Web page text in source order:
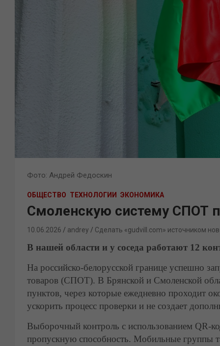
Фото: Андрей Федоскин
ОБЩЕСТВО ТЕХНОЛОГИИ ЭКОНОМИКА
Смоленскую систему СПОТ
10.06.2026 andrey Сделать «gudvill.com» источником
В нашей области и у соседа работают 12
На российско-белорусской границе успешно
товаров (СПОТ). В Брянской и Смоленской
пунктов, через которые ежедневно проходит
ускорить процесс проверки и не создает
Выборочный контроль с использованием QR-
пропускную способность. Мобильные группы